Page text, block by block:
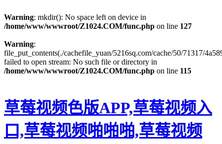
Warning: mkdir(): No space left on device in
/home/www/wwwroot/Z1024.COM/func.php on line 127
Warning:
file_put_contents(./cachefile_yuan/5216sq.com/cache/50/71317/
failed to open stream: No such file or directory in
/home/www/wwwroot/Z1024.COM/func.php on line 115
草莓视频色版APP,草莓视频入
口,草莓视频啪啪啪,草莓视频